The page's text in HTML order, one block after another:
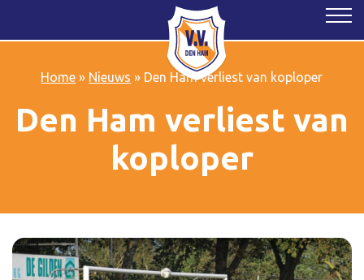
Home » Nieuws » Den Ham verliest van koploper
Den Ham verliest van
koploper